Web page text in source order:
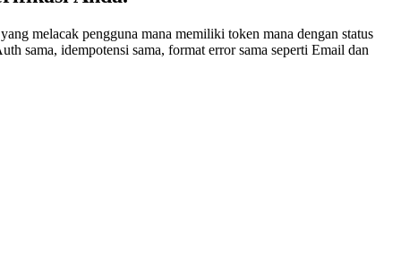
melacak pengguna mana memiliki token mana dengan status
sama, idempotensi sama, format error sama seperti Email dan